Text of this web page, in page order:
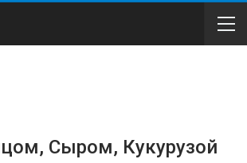
Сыром, Кукурузой